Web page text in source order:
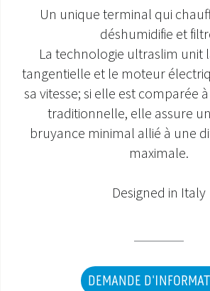
DOCUMENTATIONS
Un unique terminal qui
déshumidifie et
La technologie ultraslim unit
tangentielle et le moteur
sa vitesse; si elle est comparée
traditionnelle, elle assure
bruyance minimal allié à une
maximale.
Designed in Italy
DEMANDE